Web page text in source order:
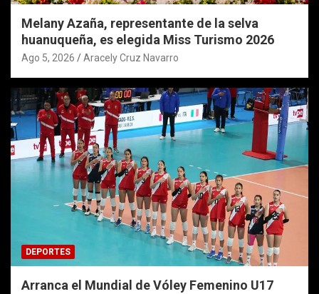
Melany Azaña, representante de la selva
huanuqueña, es elegida Miss Turismo 2026
Ago 5, 2026 Aracely Cruz Navarro
DEPORTES
Arranca el Mundial de Vóley Femenino U17